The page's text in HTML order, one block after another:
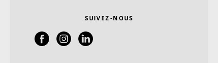
SUIVEZ-NOUS